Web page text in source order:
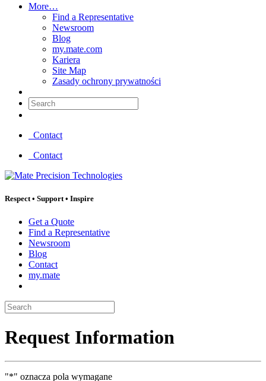
More…
Find a Representative
Newsroom
Blog
my.mate.com
Kariera
Site Map
Zasady ochrony prywatności
Search:
Contact
Contact
Respect • Support • Inspire
Get a Quote
Find a Representative
Newsroom
Blog
Contact
my.mate
Search:
Request Information
"*" oznacza pola wymagane